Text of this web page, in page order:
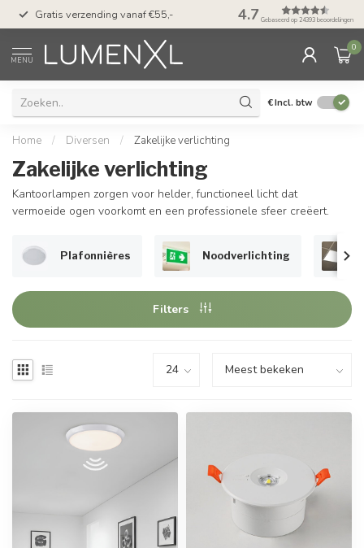
Gratis verzending vanaf €55,- 50 dagen
met Klarna
4.7 Gebaseerd op 24393 beoordelingen
MENU
0
€Incl. btw
Home / Diversen / Zakelijke verlichting
Zakelijke verlichting
Kantoorlampen zorgen voor helder, functioneel licht dat
vermoeide ogen voorkomt en een professionele sfeer creëert.
Plafonnières Noodverlichting
Filters